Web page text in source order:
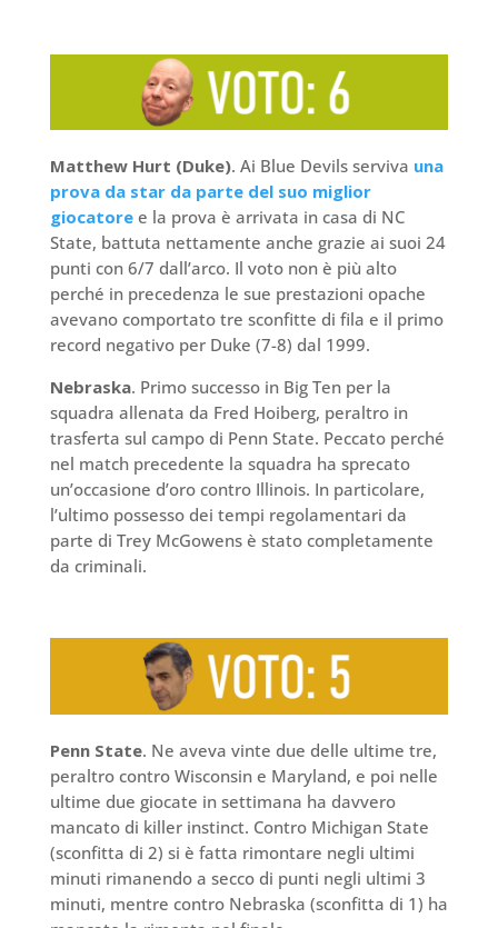
Matthew Hurt (Duke). Ai Blue Devils serviva una
prova da star da parte del suo miglior
giocatoree la prova è arrivata in casa di NC
State, battuta nettamente anche grazie ai suoi 24
punti con 6/7 dall’arco. Il voto non è più alto
perché in precedenza le sue prestazioni opache
avevano comportato tre sconfitte di fila e il primo
record negativo per Duke (7-8) dal 1999.
Nebraska. Primo successo in Big Ten per la
squadra allenata da Fred Hoiberg, peraltro in
trasferta sul campo di Penn State. Peccato perché
nel match precedente la squadra ha sprecato
un’occasione d’oro contro Illinois. In particolare,
l’ultimo possesso dei tempi regolamentari da
parte di Trey McGowens è stato completamente
da criminali.
Penn State. Ne aveva vinte due delle ultime tre,
peraltro contro Wisconsin e Maryland, e poi nelle
ultime due giocate in settimana ha davvero
mancato di killer instinct. Contro Michigan State
(sconfitta di 2) si è fatta rimontare negli ultimi
minuti rimanendo a secco di punti negli ultimi 3
minuti, mentre contro Nebraska (sconfitta di 1) ha